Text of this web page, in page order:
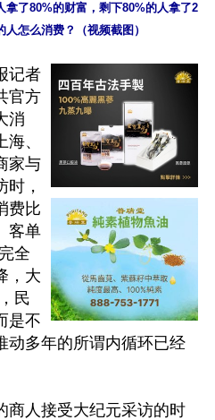
拿了80%的财富，剩下80%的人拿了2
怎么消费？（视频截图）
记者
官方
消
、
家与
时，
费比
客单
全
，大
民
是不
动多年的所谓内循环已经
商人接受大纪元采访的时